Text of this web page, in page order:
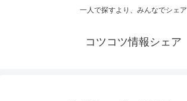
一人で探すより、みんなでシェア
コツコツ情報シェア